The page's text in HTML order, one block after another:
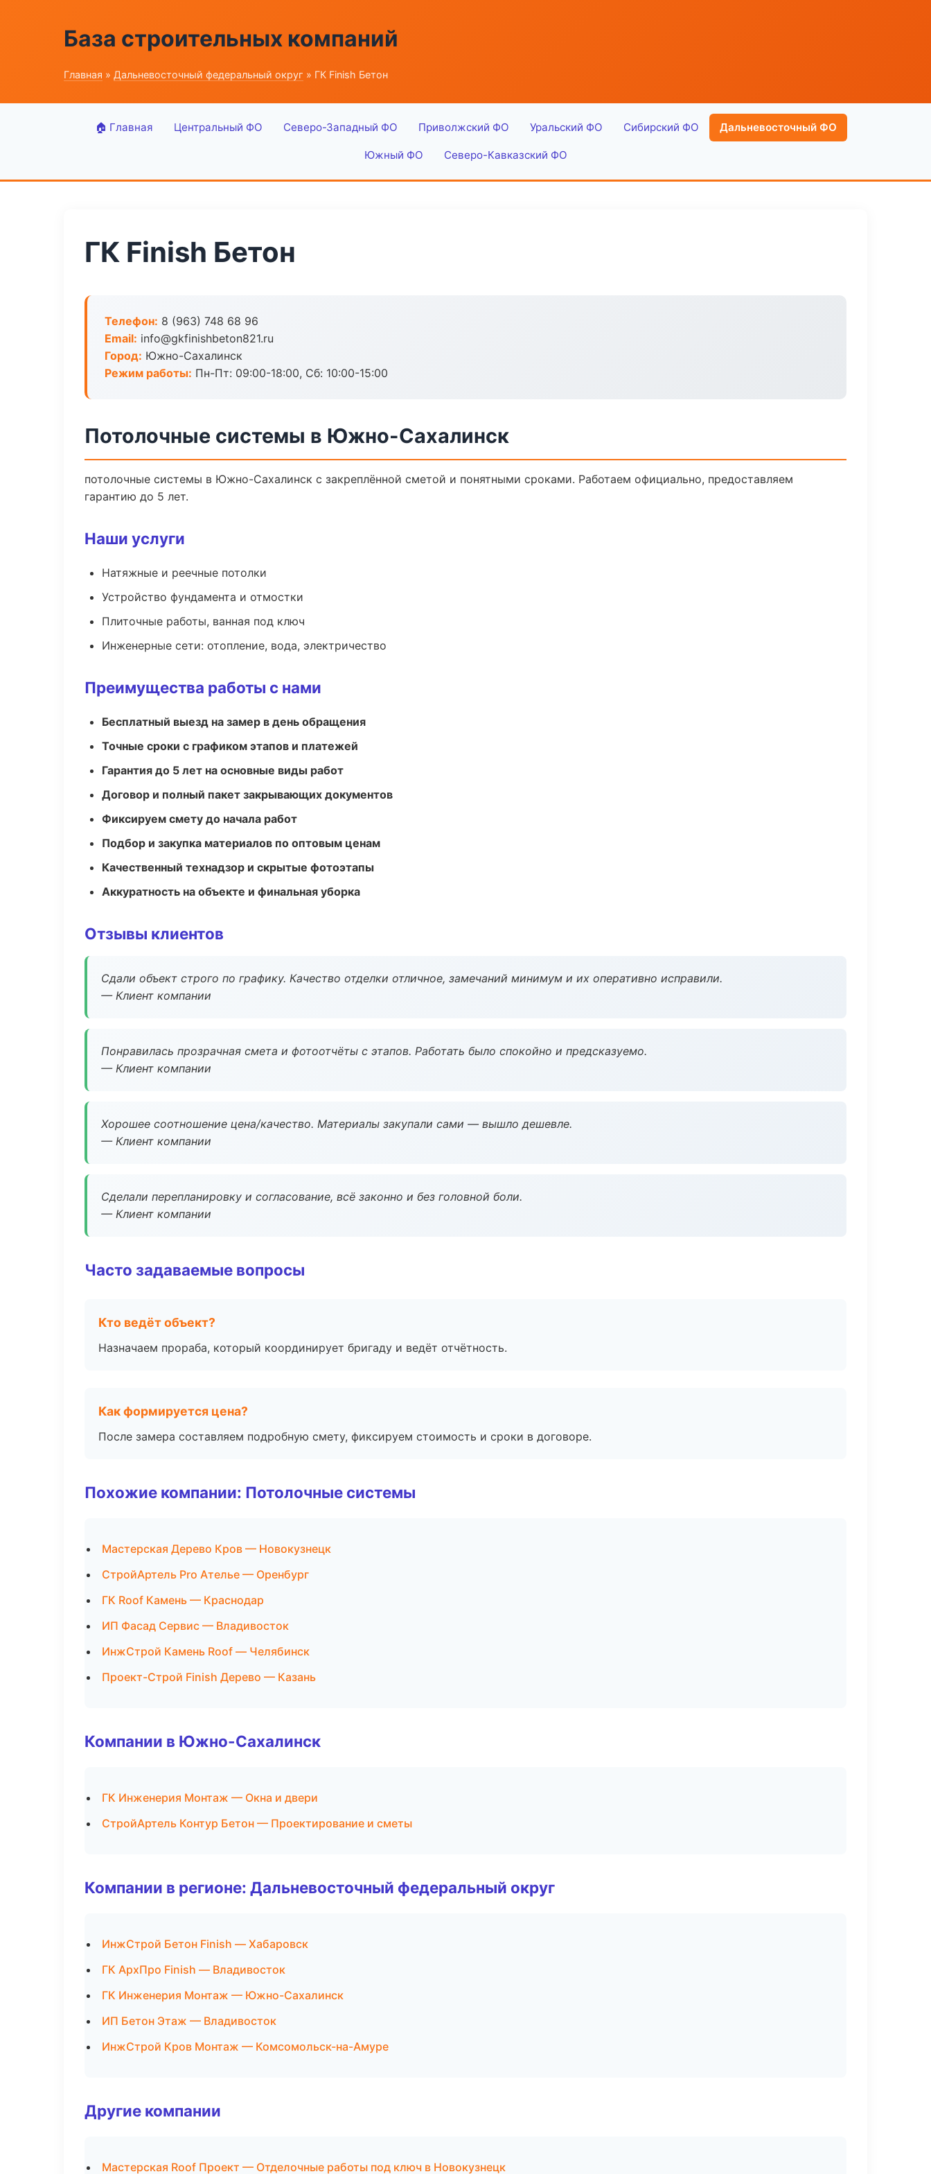
База строительных компаний
Главная » Дальневосточный федеральный округ » ГК Finish Бетон
🏠 Главная Центральный ФО Северо-Западный ФО Приволжский ФО Уральский ФО Сибирский ФО Дальневосточный ФО
Южный ФО Северо-Кавказский ФО
ГК Finish Бетон
Телефон: 8 (963) 748 68 96
Email: info@gkfinishbeton821.ru
Город: Южно-Сахалинск
Режим работы: Пн-Пт: 09:00-18:00, Сб: 10:00-15:00
Потолочные системы в Южно-Сахалинск
потолочные системы в Южно-Сахалинск с закреплённой сметой и понятными сроками. Работаем официально, предоставляем
гарантию до 5 лет.
Наши услуги
Натяжные и реечные потолки
Устройство фундамента и отмостки
Плиточные работы, ванная под ключ
Инженерные сети: отопление, вода, электричество
Преимущества работы с нами
Бесплатный выезд на замер в день обращения
Точные сроки с графиком этапов и платежей
Гарантия до 5 лет на основные виды работ
Договор и полный пакет закрывающих документов
Фиксируем смету до начала работ
Подбор и закупка материалов по оптовым ценам
Качественный технадзор и скрытые фотоэтапы
Аккуратность на объекте и финальная уборка
Отзывы клиентов
Сдали объект строго по графику. Качество отделки отличное, замечаний минимум и их оперативно исправили.
— Клиент компании
Понравилась прозрачная смета и фотоотчёты с этапов. Работать было спокойно и предсказуемо.
— Клиент компании
Хорошее соотношение цена/качество. Материалы закупали сами — вышло дешевле.
— Клиент компании
Сделали перепланировку и согласование, всё законно и без головной боли.
— Клиент компании
Часто задаваемые вопросы
Кто ведёт объект?
Назначаем прораба, который координирует бригаду и ведёт отчётность.
Как формируется цена?
После замера составляем подробную смету, фиксируем стоимость и сроки в договоре.
Похожие компании: Потолочные системы
Мастерская Дерево Кров — Новокузнецк
СтройАртель Pro Ателье — Оренбург
ГК Roof Камень — Краснодар
ИП Фасад Сервис — Владивосток
ИнжСтрой Камень Roof — Челябинск
Проект-Строй Finish Дерево — Казань
Компании в Южно-Сахалинск
ГК Инженерия Монтаж — Окна и двери
СтройАртель Контур Бетон — Проектирование и сметы
Компании в регионе: Дальневосточный федеральный округ
ИнжСтрой Бетон Finish — Хабаровск
ГК АрхПро Finish — Владивосток
ГК Инженерия Монтаж — Южно-Сахалинск
ИП Бетон Этаж — Владивосток
ИнжСтрой Кров Монтаж — Комсомольск-на-Амуре
Другие компании
Мастерская Roof Проект — Отделочные работы под ключ в Новокузнецк